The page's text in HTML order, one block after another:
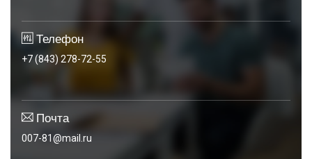
Телефон
+7 (843) 278-72-55
Почта
007-81@mail.ru